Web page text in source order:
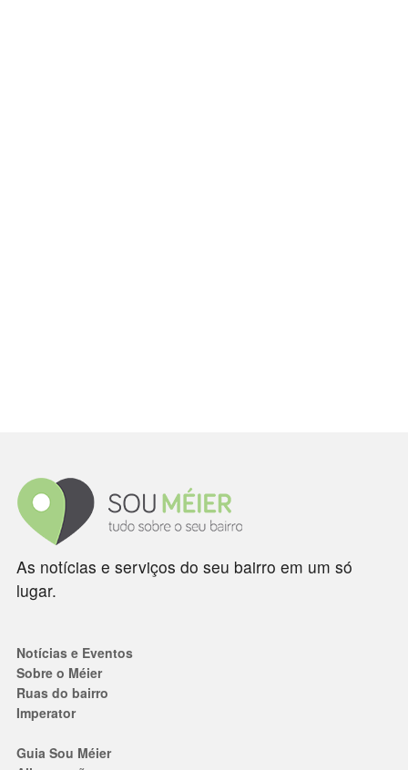
As notícias e serviços do seu bairro em um só
lugar.
Notícias e Eventos
Sobre o Méier
Ruas do bairro
Imperator
Guia Sou Méier